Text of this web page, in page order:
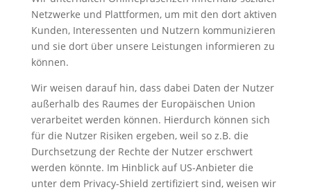
Netzwerke und Plattformen, um mit den dort aktiven
Kunden, Interessenten und Nutzern kommunizieren
und sie dort über unsere Leistungen informieren zu
können.
Wir weisen darauf hin, dass dabei Daten der Nutzer
außerhalb des Raumes der Europäischen Union
verarbeitet werden können. Hierdurch können sich
für die Nutzer Risiken ergeben, weil so z.B. die
Durchsetzung der Rechte der Nutzer erschwert
werden könnte. Im Hinblick auf US-Anbieter die
unter dem Privacy-Shield zertifiziert sind, weisen wir